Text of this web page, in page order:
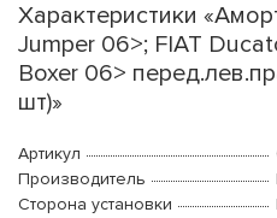
Характеристики
Jumper 06>; FIAT
Boxer 06>
шт)»
Артикул
Производитель
Сторона установки